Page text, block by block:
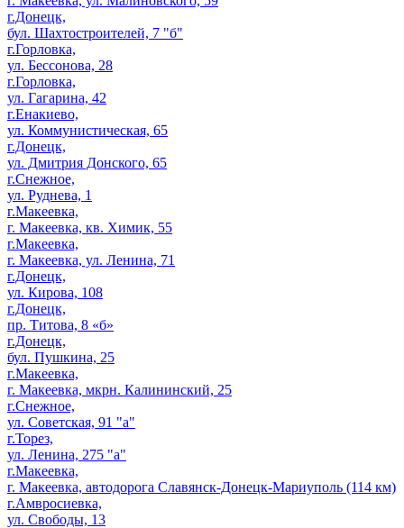
г.Донецк,
бул. Шахтостроителей, 7 "б"
г.Горловка,
ул. Бессонова, 28
г.Горловка,
ул. Гагарина, 42
г.Енакиево,
ул. Коммунистическая, 65
г.Донецк,
ул. Дмитрия Донского, 65
г.Снежное,
ул. Руднева, 1
г.Макеевка,
г. Макеевка, кв. Химик, 55
г.Макеевка,
г. Макеевка, ул. Ленина, 71
г.Донецк,
ул. Кирова, 108
г.Донецк,
пр. Титова, 8 «б»
г.Донецк,
бул. Пушкина, 25
г.Макеевка,
г. Макеевка, мкрн. Калининский, 25
г.Снежное,
ул. Советская, 91 "а"
г.Торез,
ул. Ленина, 275 "а"
г.Макеевка,
г. Макеевка, автодорога Славянск-Донецк-Мариуполь (114 км)
г.Амвросиевка,
ул. Свободы, 13